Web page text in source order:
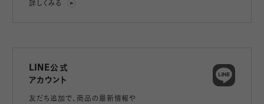
詳しくみる
LINE公式
アカウント
友だち追加で、 商品の最新情報や